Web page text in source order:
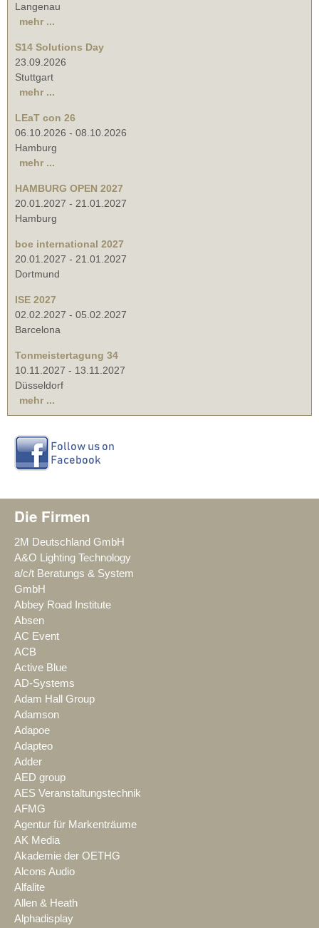
Langenau
mehr ...
S14 Solutions Day
23.09.2026
Stuttgart
mehr ...
LEaT con 26
06.10.2026 - 08.10.2026
Hamburg
mehr ...
HAMBURG OPEN 2027
20.01.2027 - 21.01.2027
Hamburg
boe international 2027
20.01.2027 - 21.01.2027
Dortmund
ISE 2027
02.02.2027 - 05.02.2027
Barcelona
Tonmeistertagung 34
10.11.2027 - 13.11.2027
Düsseldorf
mehr ...
Die Firmen
2M Deutschland GmbH
A&O Lighting Technology
a/c/t Beratungs & System
GmbH
Abbey Road Institute
Absen
AC Event
ACB
Active Blue
AD-Systems
Adam Hall Group
Adamson
Adapoe
Adapteo
Adder
AED group
AES Veranstaltungstechnik
AFMG
Agentur für Markenträume
AK Media
Akademie der OETHG
Alcons Audio
Alfalite
Allen & Heath
Alphadisplay